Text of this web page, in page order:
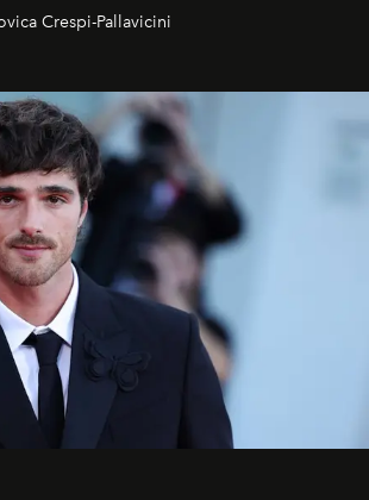
in cui gli occhi si alzano verso la volta
il passaggio delle
più segreti
Crespi-Pallavicini